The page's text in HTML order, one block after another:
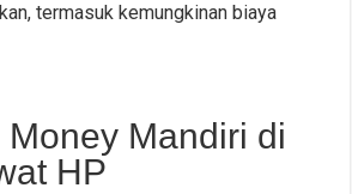
termasuk kemungkinan biaya
Mandiri di
HP